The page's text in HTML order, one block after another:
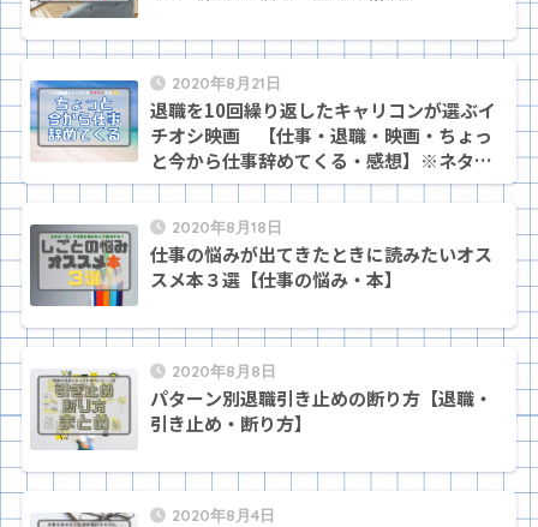
2020年8月21日
退職を10回繰り返したキャリコンが選ぶイ
チオシ映画 【仕事・退職・映画・ちょっ
と今から仕事辞めてくる・感想】※ネタバ
レ注意
2020年8月18日
仕事の悩みが出てきたときに読みたいオス
スメ本３選【仕事の悩み・本】
2020年8月8日
パターン別退職引き止めの断り方【退職・
引き止め・断り方】
2020年8月4日